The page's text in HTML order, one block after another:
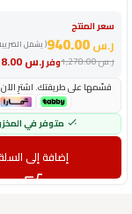
سعر المنتج
( يشمل
ر.س
وفرر.س ر.س1,278.00
قسّمها على طريقتك. اشترِ
متوفر في
إضافة إلى